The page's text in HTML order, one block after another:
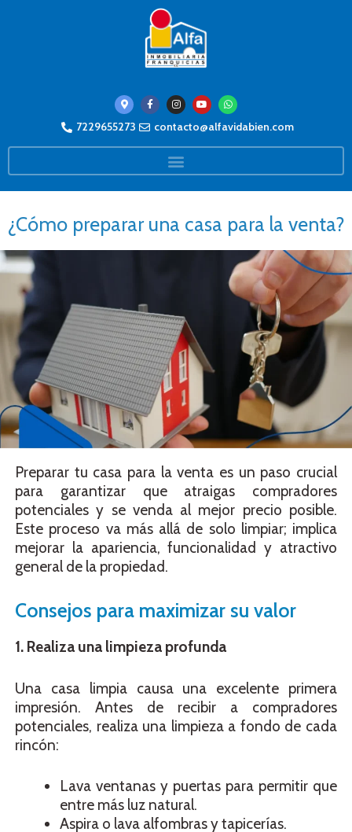
7229655273 contacto@alfavidabien.com
¿Cómo preparar una casa para la venta?
Preparar tu casa para la venta es un paso crucial
para garantizar que atraigas compradores
potenciales y se venda al mejor precio posible.
Este proceso va más allá de solo limpiar; implica
mejorar la apariencia, funcionalidad y atractivo
general de la propiedad.
Consejos para maximizar su valor
1. Realiza una limpieza profunda
Una casa limpia causa una excelente primera
impresión. Antes de recibir a compradores
potenciales, realiza una limpieza a fondo de cada
rincón:
Lava ventanas y puertas para permitir que
entre más luz natural.
Aspira o lava alfombras y tapicerías.